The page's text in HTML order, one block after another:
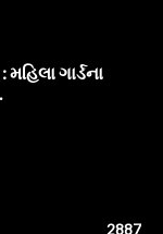
મહિલા ગાર્ડના
2887